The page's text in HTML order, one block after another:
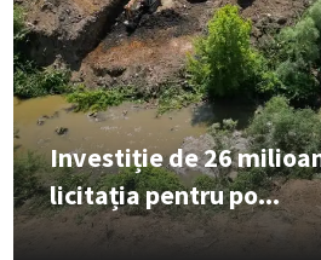
Investiție de 26
licitația pentru po...